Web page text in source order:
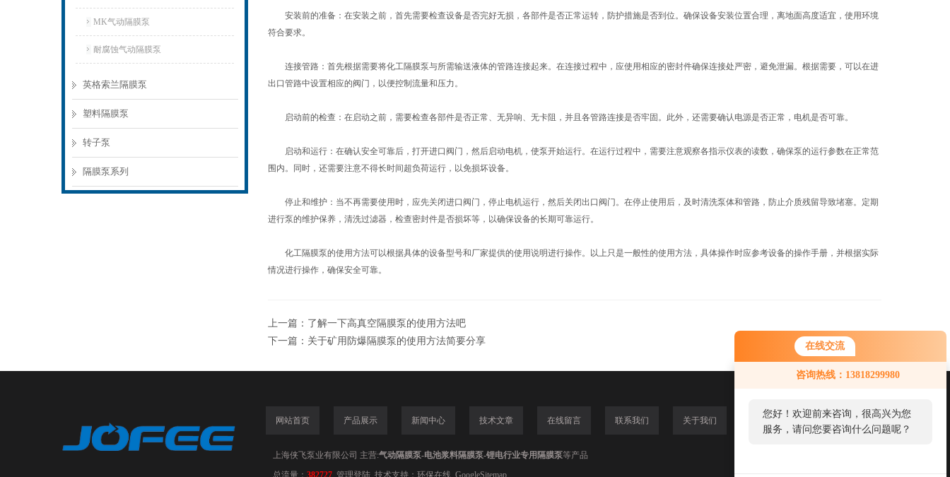
在线交流
咨询热线：13818299980
您好！欢迎前来咨询，很高兴为您
服务，请问您要咨询什么问题呢？
MK气动隔膜泵
耐腐蚀气动隔膜泵
英格索兰隔膜泵
塑料隔膜泵
转子泵
隔膜泵系列
安装前的准备：在安装之前，首先需要检查设备是否完好无损，各部件是否正常运转，防护措施是否到位。确保设备安装位置合理，离地面高度适宜，使用环境
符合要求。
连接管路：首先根据需要将化工隔膜泵与所需输送液体的管路连接起来。在连接过程中，应使用相应的密封件确保连接处严密，避免泄漏。根据需要，可以在进
出口管路中设置相应的阀门，以便控制流量和压力。
启动前的检查：在启动之前，需要检查各部件是否正常、无异响、无卡阻，并且各管路连接是否牢固。此外，还需要确认电源是否正常，电机是否可靠。
启动和运行：在确认安全可靠后，打开进口阀门，然后启动电机，使泵开始运行。在运行过程中，需要注意观察各指示仪表的读数，确保泵的运行参数在正常范
围内。同时，还需要注意不得长时间超负荷运行，以免损坏设备。
停止和维护：当不再需要使用时，应先关闭进口阀门，停止电机运行，然后关闭出口阀门。在停止使用后，及时清洗泵体和管路，防止介质残留导致堵塞。定期
进行泵的维护保养，清洗过滤器，检查密封件是否损坏等，以确保设备的长期可靠运行。
化工隔膜泵的使用方法可以根据具体的设备型号和厂家提供的使用说明进行操作。以上只是一般性的使用方法，具体操作时应参考设备的操作手册，并根据实际
情况进行操作，确保安全可靠。
上一篇： 了解一下高真空隔膜泵的使用方法吧
下一篇： 关于矿用防爆隔膜泵的使用方法简要分享
网站首页 产品展示 新闻中心 技术文章 在线留言 联系我们 关于我们
上海侠飞泵业有限公司 主营:气动隔膜泵-电池浆料隔膜泵-锂电行业专用隔膜泵等产品
总流量： 382727 管理登陆 技术支持： 环保在线 GoogleSitemap